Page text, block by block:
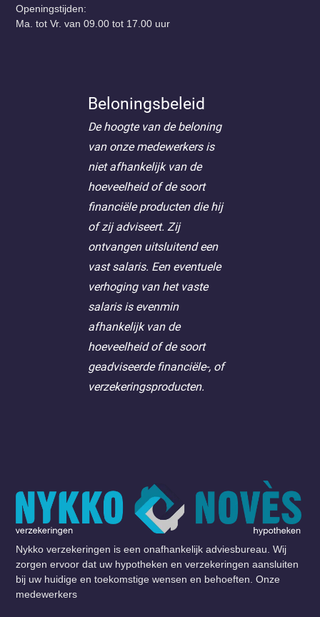
Nykko verzekeringen is een onafhankelijk adviesbureau. Wij
zorgen ervoor dat uw hypotheken en verzekeringen aansluiten
bij uw huidige en toekomstige wensen en behoeften. Onze
medewerkers
Beloningsbeleid
De hoogte van de beloning
van onze medewerkers is
niet afhankelijk van de
hoeveelheid of de soort
financiële producten die hij
of zij adviseert. Zij
ontvangen uitsluitend een
vast salaris. Een eventuele
verhoging van het vaste
salaris is evenmin
afhankelijk van de
hoeveelheid of de soort
geadviseerde financiële-, of
verzekeringsproducten.
Openingstijden:
Ma. tot Vr. van 09.00 tot 17.00 uur